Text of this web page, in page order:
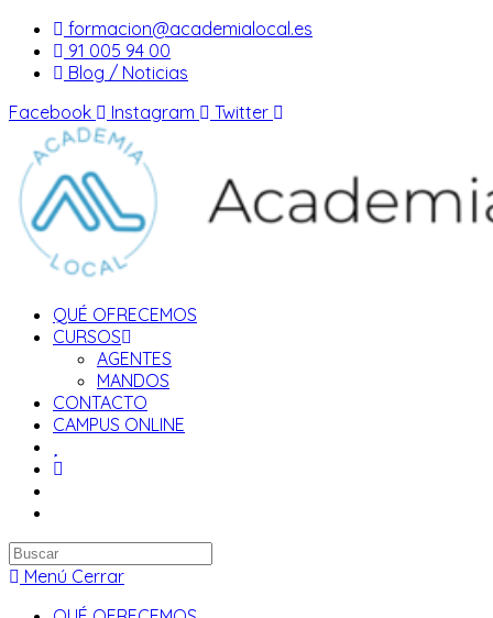
Saltar
contenido
formacion@academialocal.es
91 005 94 00
Blog / Noticias
Facebook
Instagram Twitter
QUÉ OFRECEMOS
CURSOS
AGENTES
MANDOS
CONTACTO
CAMPUS ONLINE
Buscar
enMenú Cerrar